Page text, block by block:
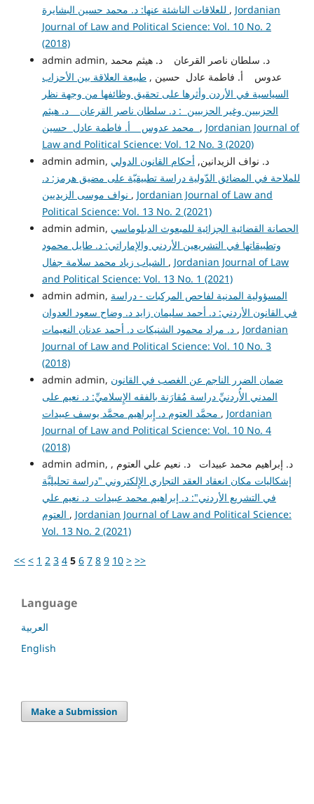
, Jordanian
Journal of Law and Political Science: Vol. 10 No. 2
(2018)
admin admin, د. سلطان ناصر القرعان د. هيثم محمد
عدوس أ. فاطمة عادل حسين ,طبيعة العلاقة بين الأحزاب
السياسية في الأردن وأثرها على تحقيق وظائفها من وجهة نظر
الحزبيين وغير الحزبيين : د. سلطان ناصر القرعان د. هيثم
, Jordanian Journal of
Law and Political Science: Vol. 12 No. 3 (2020)
admin admin, د. نواف الزيدانين, أحكام القانون الدولي
للملاحة في المضائق الدّولية دراسة تطبيقيّة على مضيق هرمز: د.
, Jordanian Journal of Law and
Political Science: Vol. 13 No. 2 (2021)
admin admin, الحصانة القضائية الجزائية للمبعوث الدبلوماسي
وتطبيقاتها في التشريعين الأردني والإماراتي: د. طايل محمود
, Jordanian Journal of Law
and Political Science: Vol. 13 No. 1 (2021)
admin admin, المسؤولية المدنية لفاحص المركبات - دراسة
في القانون الأردني: د. أحمد سليمان زايد د. وضاح سعود العدوان
د. مراد محمود الشنيكات د. أحمد عدنان النعيمات , Jordanian
Journal of Law and Political Science: Vol. 10 No. 3
(2018)
admin admin, ضمان الضرر الناجم عن الغصب في القانون
المدني الأُردنيِّ دراسة مُقارَنة بالفقه الإِسلاميِّ: د. نعيم على
, Jordanian
Journal of Law and Political Science: Vol. 10 No. 4
(2018)
admin admin, د. إبراهيم محمد عبيدات د. نعيم علي العتوم ,
إشكاليات مكان انعقاد العقد التجاري الإِلكتروني "دراسة تحليليَّة
في التشريع الأردني": د. إبراهيم محمد عبيدات د. نعيم علي
, Jordanian Journal of Law and Political Science:
Vol. 13 No. 2 (2021)
<< < 1 2 3 4 5 6 7 8 9 10 > >>
Language
العربية
English
Make a Submission